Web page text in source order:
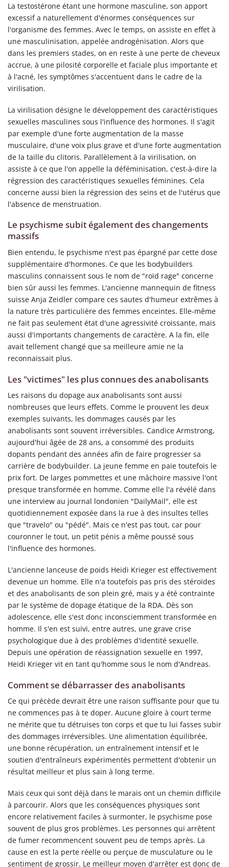
La testostérone étant une hormone masculine, son apport
excessif a naturellement d'énormes conséquences sur
l'organisme des femmes. Avec le temps, on assiste en effet à
une masculinisation, appelée androgénisation. Alors que
dans les premiers stades, on en reste à une perte de cheveux
accrue, à une pilosité corporelle et faciale plus importante et
à l'acné, les symptômes s'accentuent dans le cadre de la
virilisation.
La virilisation désigne le développement des caractéristiques
sexuelles masculines sous l'influence des hormones. Il s'agit
par exemple d'une forte augmentation de la masse
musculaire, d'une voix plus grave et d'une forte augmentation
de la taille du clitoris. Parallèlement à la virilisation, on
assiste à ce que l'on appelle la déféminisation, c'est-à-dire la
régression des caractéristiques sexuelles féminines. Cela
concerne aussi bien la régression des seins et de l'utérus que
l'absence de menstruation.
Le psychisme subit également des changements
massifs
Bien entendu, le psychisme n'est pas épargné par cette dose
supplémentaire d'hormones. Ce que les bodybuilders
masculins connaissent sous le nom de "roïd rage" concerne
bien sûr aussi les femmes. L'ancienne mannequin de fitness
suisse Anja Zeidler compare ces sautes d'humeur extrêmes à
la nature très particulière des femmes enceintes. Elle-même
ne fait pas seulement état d'une agressivité croissante, mais
aussi d'importants changements de caractère. A la fin, elle
avait tellement changé que sa meilleure amie ne la
reconnaissait plus.
Les "victimes" les plus connues des anabolisants
Les raisons du dopage aux anabolisants sont aussi
nombreuses que leurs effets. Comme le prouvent les deux
exemples suivants, les dommages causés par les
anabolisants sont souvent irréversibles. Candice Armstrong,
aujourd'hui âgée de 28 ans, a consommé des produits
dopants pendant des années afin de faire progresser sa
carrière de bodybuilder. La jeune femme en paie toutefois le
prix fort. De larges pommettes et une mâchoire massive l'ont
presque transformée en homme. Comme elle l'a révélé dans
une interview au journal londonien "DailyMail", elle est
quotidiennement exposée dans la rue à des insultes telles
que "travelo" ou "pédé". Mais ce n'est pas tout, car pour
couronner le tout, un petit pénis a même poussé sous
l'influence des hormones.
L'ancienne lanceuse de poids Heidi Krieger est effectivement
devenue un homme. Elle n'a toutefois pas pris des stéroïdes
et des anabolisants de son plein gré, mais y a été contrainte
par le système de dopage étatique de la RDA. Dès son
adolescence, elle s'est donc inconsciemment transformée en
homme. Il s'en est suivi, entre autres, une grave crise
psychologique due à des problèmes d'identité sexuelle.
Depuis une opération de réassignation sexuelle en 1997,
Heidi Krieger vit en tant qu'homme sous le nom d'Andreas.
Comment se débarrasser des anabolisants
Ce qui précède devrait être une raison suffisante pour que tu
ne commences pas à te doper. Aucune gloire à court terme
ne mérite que tu détruises ton corps et que tu lui fasses subir
des dommages irréversibles. Une alimentation équilibrée,
une bonne récupération, un entraînement intensif et le
soutien d'entraîneurs expérimentés permettent d'obtenir un
résultat meilleur et plus sain à long terme.
Mais ceux qui sont déjà dans le marais ont un chemin difficile
à parcourir. Alors que les conséquences physiques sont
encore relativement faciles à surmonter, le psychisme pose
souvent de plus gros problèmes. Les personnes qui arrêtent
de fumer recommencent souvent peu de temps après. La
cause en est la perte réelle ou perçue de musculature ou le
sentiment de grossir. Le meilleur moyen d'arrêter est donc de